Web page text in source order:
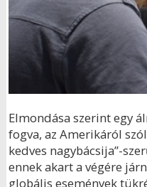
Elmondása szerint egy
fogva, az Amerikáról
kedves nagybácsija”-
ennek akart a végére
globális események